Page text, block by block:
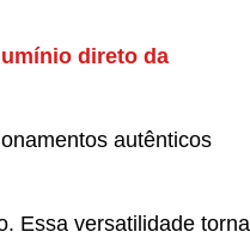
direto da
autênticos
Essa versatilidade torna